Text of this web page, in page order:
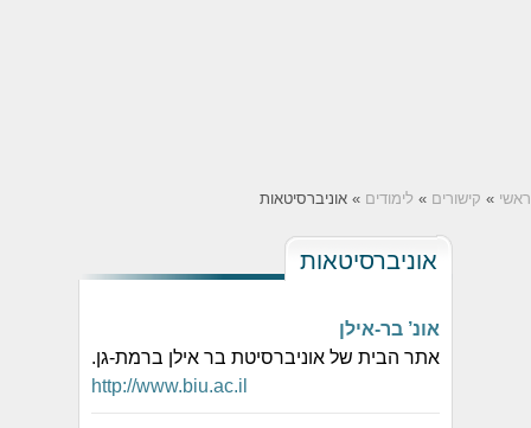
ראשי » קישורים » לימודים » אוניברסיטאות
אוניברסיטאות
אונ’ בר-אילן
אתר הבית של אוניברסיטת בר אילן ברמת-גן.
http://www.biu.ac.il